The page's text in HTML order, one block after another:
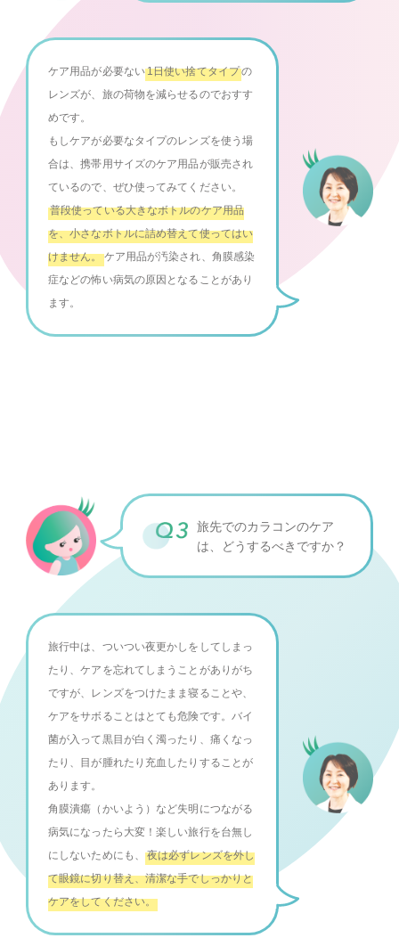
ケア用品が必要ない1日使い捨てタイプの
レンズが、旅の荷物を減らせるのでおすす
めです。
もしケアが必要なタイプのレンズを使う場
合は、携帯用サイズのケア用品が販売され
ているので、ぜひ使ってみてください。
普段使っている大きなボトルのケア用品
を、小さなボトルに詰め替えて使ってはい
けません。ケア用品が汚染され、角膜感染
症などの怖い病気の原因となることがあり
ます。
旅先でのカラコンのケア
は、
どうするべきですか？
旅行中は、ついつい夜更かしをしてしまっ
たり、ケアを忘れてしまうことがありがち
ですが、レンズをつけたまま寝ることや、
ケアをサボることはとても危険です。バイ
菌が入って黒目が白く濁ったり、痛くなっ
たり、目が腫れたり充血したりすることが
あります。
角膜潰瘍（かいよう）など失明につながる
病気になったら大変！楽しい旅行を台無し
にしないためにも、
夜は必ずレンズを外し
て眼鏡に切り替え、清潔な手でしっかりと
ケアをしてください。